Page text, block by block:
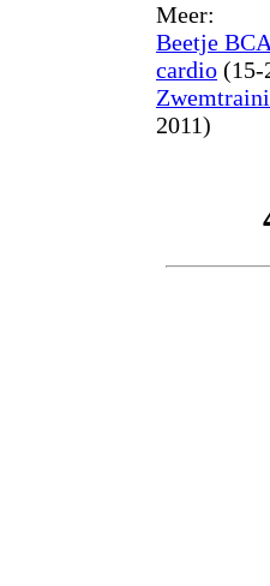
Meer:
Beetje
cardio (15-
2011)